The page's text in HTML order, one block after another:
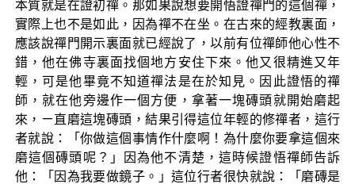
本質就是在證初禪。那如果說想要開悟證禪門的這個禪，
實際上也不是如此，因為禪不在坐。在古來的經教裏面，
應該說禪門開示裏面就已經說了，以前有位禪師他心性不
錯，他在佛寺裏面找個地方安住下來。他又很精進又年
輕，可是他畢竟不知道禪法是在於知見。因此證悟的禪
師，就在他旁邊作一個方便，拿著一塊磚頭就開始磨起
來，ㄧ直磨這塊磚頭，結果引得這位年輕的修禪者，這行
者就說：「你做這個事情作什麼啊！為什麼你要拿這個來
磨這個磚頭呢？」因為他不清楚，這時候證悟禪師告訴
他：「因為我要做鏡子。」這位行者很快就說：「磨磚是